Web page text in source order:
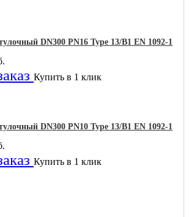
DN300 PN16 Type 13/B1 EN 1092-1
Купить в 1 клик
DN300 PN10 Type 13/B1 EN 1092-1
Купить в 1 клик